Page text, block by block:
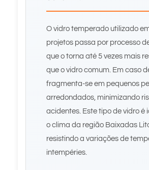
O vidro temperado utilizado
projetos passa por processo
que o torna até 5 vezes mais
que o vidro comum. Em caso
fragmenta-se em pequenos
arredondados, minimizando
acidentes. Este tipo de vidro é
o clima da região Baixadas
resistindo a variações de
intempéries.